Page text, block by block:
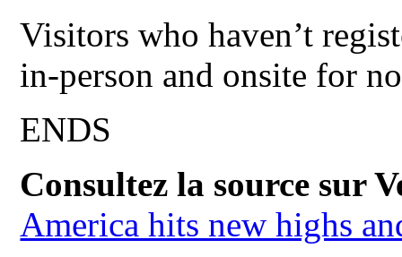
Visitors who haven’t
in-person and onsite for
ENDS
Consultez la source sur
America hits new highs